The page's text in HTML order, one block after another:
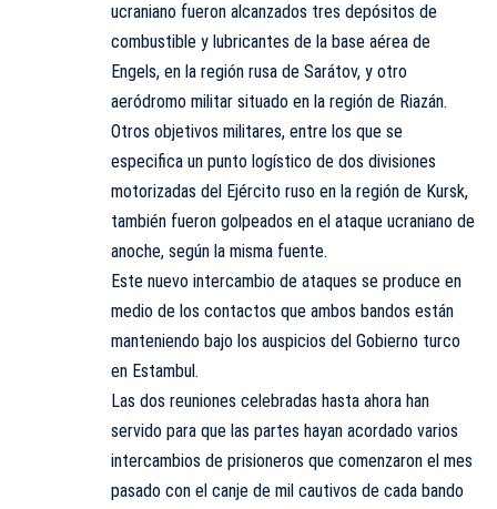
ucraniano fueron alcanzados tres depósitos de
combustible y lubricantes de la base aérea de
Engels, en la región rusa de Sarátov, y otro
aeródromo militar situado en la región de Riazán.
Otros objetivos militares, entre los que se
especifica un punto logístico de dos divisiones
motorizadas del Ejército ruso en la región de Kursk,
también fueron golpeados en el ataque ucraniano de
anoche, según la misma fuente.
Este nuevo intercambio de ataques se produce en
medio de los contactos que ambos bandos están
manteniendo bajo los auspicios del Gobierno turco
en Estambul.
Las dos reuniones celebradas hasta ahora han
servido para que las partes hayan acordado varios
intercambios de prisioneros que comenzaron el mes
pasado con el canje de mil cautivos de cada bando